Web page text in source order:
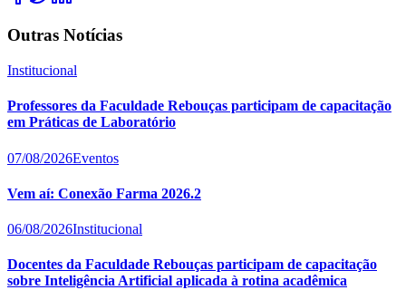
Outras Notícias
Institucional
Professores da Faculdade Rebouças participam de capacitação
em Práticas de Laboratório
07/08/2026Eventos
Vem aí: Conexão Farma 2026.2
06/08/2026Institucional
Docentes da Faculdade Rebouças participam de capacitação
sobre Inteligência Artificial aplicada à rotina acadêmica